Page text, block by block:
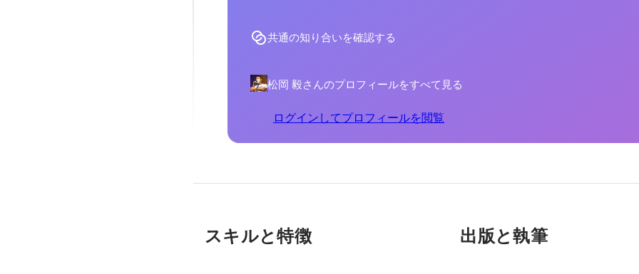
共通の知り合いを確認する
松岡 毅さんのプロフィールをすべて見る
ログインしてプロフィールを閲覧
スキルと特徴 出版と執筆